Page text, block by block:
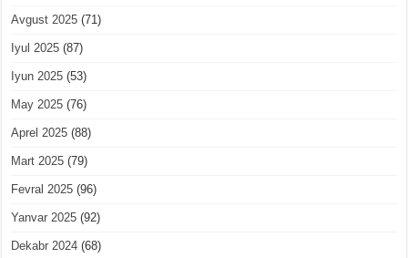
Avgust 2025 (71)
Iyul 2025 (87)
Iyun 2025 (53)
May 2025 (76)
Aprel 2025 (88)
Mart 2025 (79)
Fevral 2025 (96)
Yanvar 2025 (92)
Dekabr 2024 (68)